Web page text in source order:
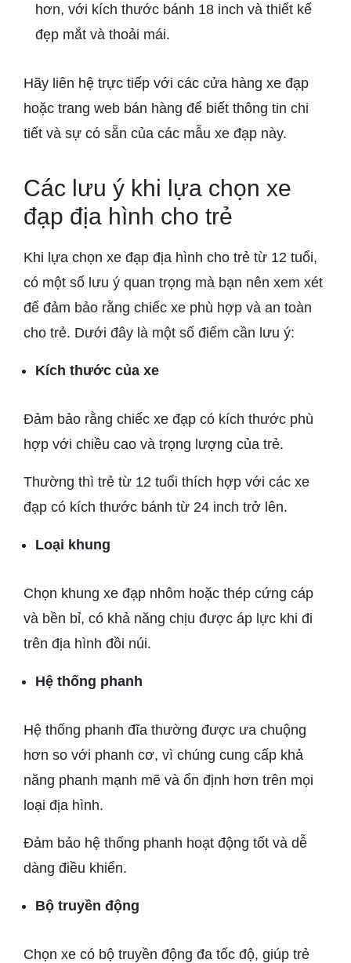
hơn, với kích thước bánh 18 inch và thiết kế
đẹp mắt và thoải mái.
Hãy liên hệ trực tiếp với các cửa hàng xe đạp
hoặc trang web bán hàng để biết thông tin chi
tiết và sự có sẵn của các mẫu xe đạp này.
Các lưu ý khi lựa chọn xe
đạp địa hình cho trẻ
Khi lựa chọn xe đạp địa hình cho trẻ từ 12 tuổi,
có một số lưu ý quan trọng mà bạn nên xem xét
để đảm bảo rằng chiếc xe phù hợp và an toàn
cho trẻ. Dưới đây là một số điểm cần lưu ý:
Kích thước của xe
Đảm bảo rằng chiếc xe đạp có kích thước phù
hợp với chiều cao và trọng lượng của trẻ.
Thường thì trẻ từ 12 tuổi thích hợp với các xe
đạp có kích thước bánh từ 24 inch trở lên.
Loại khung
Chọn khung xe đạp nhôm hoặc thép cứng cáp
và bền bỉ, có khả năng chịu được áp lực khi đi
trên địa hình đồi núi.
Hệ thống phanh
Hệ thống phanh đĩa thường được ưa chuộng
hơn so với phanh cơ, vì chúng cung cấp khả
năng phanh mạnh mẽ và ổn định hơn trên mọi
loại địa hình.
Đảm bảo hệ thống phanh hoạt động tốt và dễ
dàng điều khiển.
Bộ truyền động
Chọn xe có bộ truyền động đa tốc độ, giúp trẻ